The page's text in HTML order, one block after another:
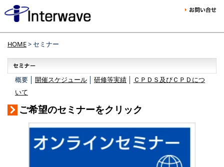
HOME> セミナー
概要 │ 開催スケジュール 研修等実績
ＣＰＤＳ及びＣＰＤにつ
いて
ご希望のセミナーをクリック